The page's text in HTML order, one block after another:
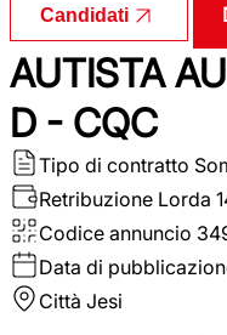
Candidati
AUTISTA
D - CQC
Tipo di contratto
Retribuzione Lorda
Codice annuncio
Data di
Città Jesi